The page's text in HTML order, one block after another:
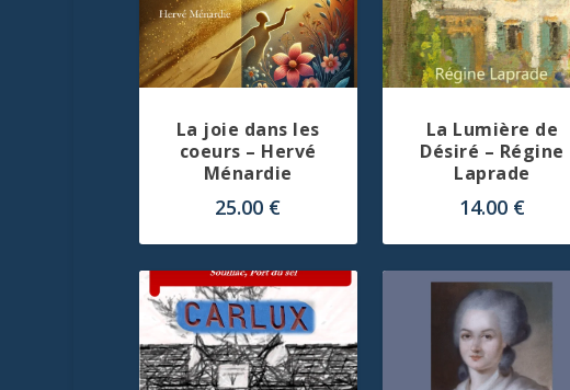
La joie dans les
coeurs – Hervé
Ménardie
25.00 €
La Lumière de
Désiré – Régine
Laprade
14.00 €